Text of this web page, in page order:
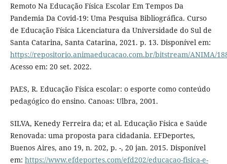
Remoto Na Educação Física Escolar Em Tempos Da
Pandemia Da Covid-19: Uma Pesquisa Bibliográfica. Curso
de Educação Física Licenciatura da Universidade do Sul de
Santa Catarina, Santa Catarina, 2021. p. 13. Disponível em:
https://repositorio.animaeducacao.com.br/bitstream/ANIMA/
Acesso em: 20 set. 2022.
PAES, R. Educação Física escolar: o esporte como conteúdo
pedagógico do ensino. Canoas: Ulbra, 2001.
SILVA, Kenedy Ferreira da; et al. Educação Física e Saúde
Renovada: uma proposta para cidadania. EFDeportes,
Buenos Aires, ano 19, n. 202, p. -, 20 jan. 2015. Disponível
em: https://www.efdeportes.com/efd202/educacao-fisica-e-